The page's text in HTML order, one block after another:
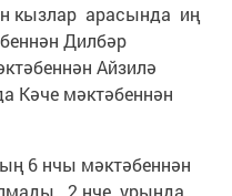
кызлар арасында иң
Дилбәр
Айзилә
Кәче мәктәбеннән
6 нчы мәктәбеннән
2 нче урында